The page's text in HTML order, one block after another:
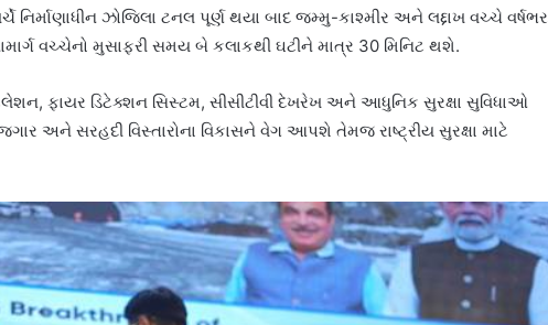
નિર્માણાધીન ઝોજિલા ટનલ પૂર્ણ થયા બાદ જમ્મુ-કાશ્મીર અને લદ્દાખ વચ્ચે વર્ષભર
વચ્ચેનો મુસાફરી સમય બે કલાકથી ઘટીને માત્ર 30 મિનિટ થશે.
ફાયર ડિટેક્શન સિસ્ટમ, સીસીટીવી દેખરેખ અને આધુનિક સુરક્ષા સુવિધાઓ
અને સરહદી વિસ્તારોના વિકાસને વેગ આપશે તેમજ રાષ્ટ્રીય સુરક્ષા માટે